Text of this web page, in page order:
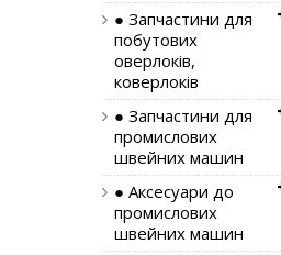
● Запчастини для
побутових
оверлоків,
коверлоків
● Запчастини для
промислових
швейних машин
● Аксесуари до
промислових
швейних машин